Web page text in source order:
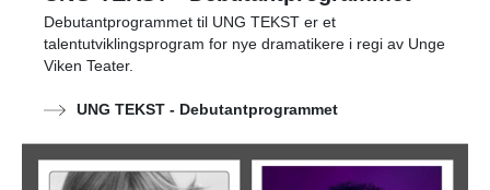
Debutantprogrammet til UNG TEKST er et
talentutviklingsprogram for nye dramatikere i regi av Unge
Viken Teater.
UNG TEKST - Debutantprogrammet